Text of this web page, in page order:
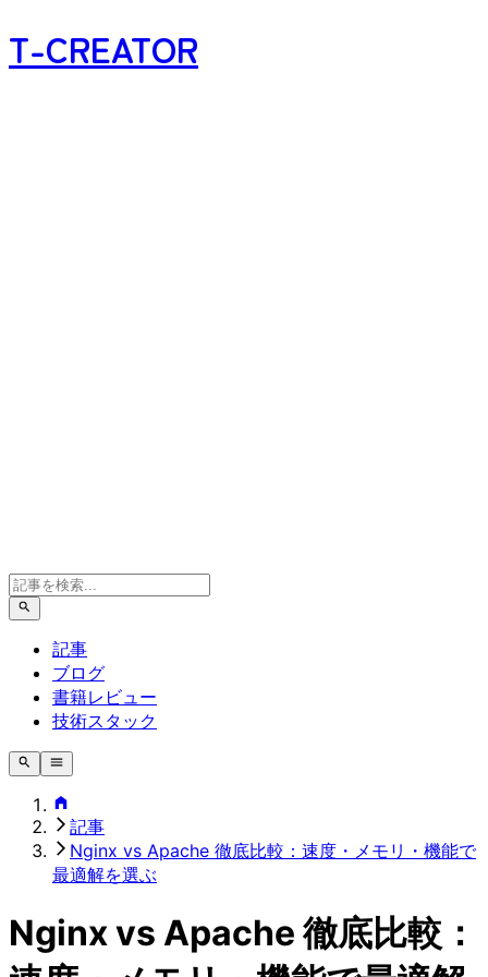
T-CREATOR
記事
ブログ
書籍レビュー
技術スタック
記事
Nginx vs Apache 徹底比較：速度・メモリ・機能で
最適解を選ぶ
Nginx vs Apache 徹底比較：